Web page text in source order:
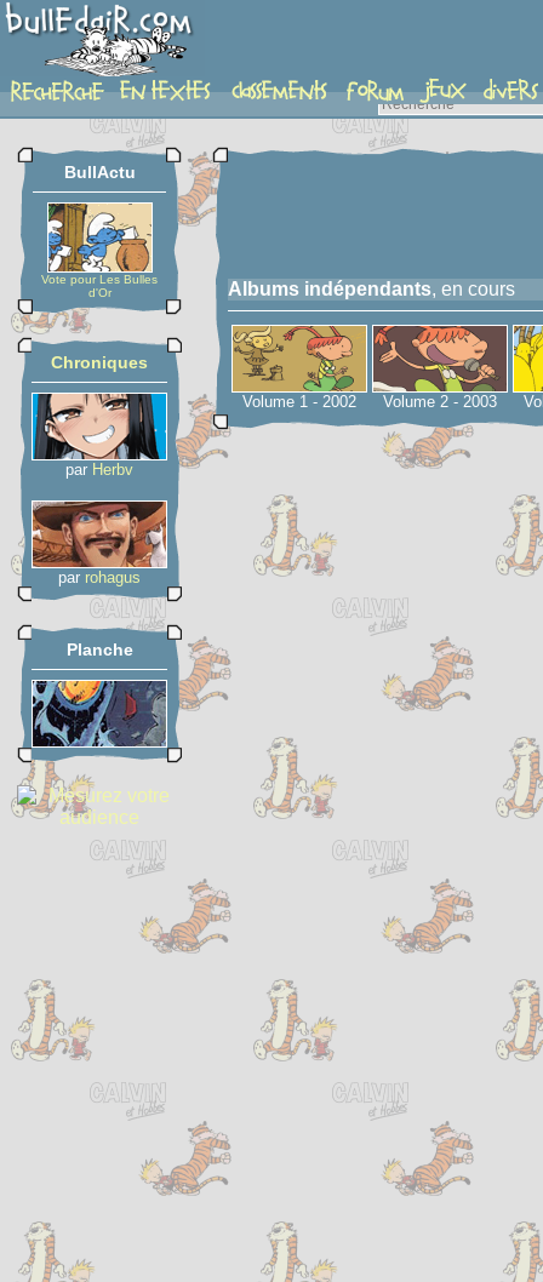
serie
BullActu
Vote pour Les Bulles
d'Or
Chroniques
par Herbv
par rohagus
Planche
Albums indépendants, en cours
Volume 1 - 2002 Volume 2 - 2003